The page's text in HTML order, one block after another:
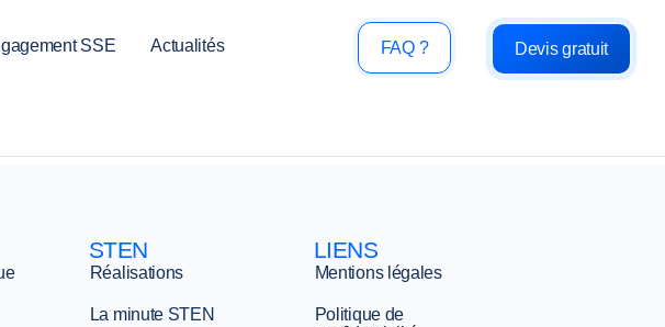
SSE Actualités FAQ ? Devis gratuit
STEN
Réalisations
La minute STEN
LIENS
Mentions légales
Politique de